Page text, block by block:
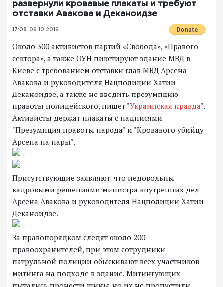
развернули кровавые плакаты и требуют
отставки Авакова и Деканоидзе
17:08 06.10.2016
Около 300 активистов партий «Свобода», «Правого
сектора», а также ОУН пикетируют здание МВД в
Киеве с требованием отставки глав МВД Арсена
Авакова и руководителя Нацполиции Хатии
Деканоидзе, а также не вводить презумпцию
правоты полицейского, пишет "Украинская правда".
Активисты держат плакаты с надписями
"Презумпция правоты народа" и "Кровавого убийцу
Арсена на нары".
Присутствующие заявляют, что недовольны
кадровыми решениями министра внутренних дел
Арсена Авакова и руководителя Нацполиции Хатии
Деканоидзе.
За правопорядком следят около 200
правоохранителей, при этом сотрудники
патрульной полиции обыскивают всех участников
митинга на подходе в здание. Митингующих